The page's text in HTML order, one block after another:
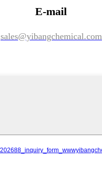
E-mail
sales@yibangchemical.com